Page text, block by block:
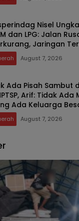
Nisel
dan LPG: Jalan
Jaringan
August 7, 2026
Ada Pisah Sambut
Arif: Tidak
Ada Keluarga
August 7, 2026